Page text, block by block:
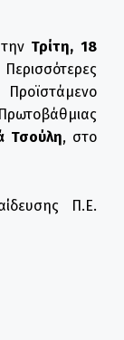
Τρίτη, 18
Τσούλη, στο
Π.Ε.